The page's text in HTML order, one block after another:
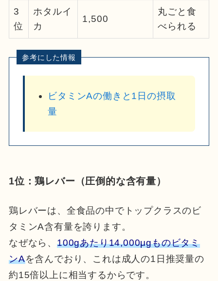
3
位
ホタルイ
カ
1,500
丸ごと食
べられる
ビタミンAの働きと1日の摂取
量
1位：鶏レバー（圧倒的な含有量）
鶏レバーは、全食品の中でトップクラスのビ
タミンA含有量を誇ります。
なぜなら、 100gあたり14,000μgものビタミ
ンAを含んでおり、これは成人の1日推奨量の
約15倍以上に相当するからです。